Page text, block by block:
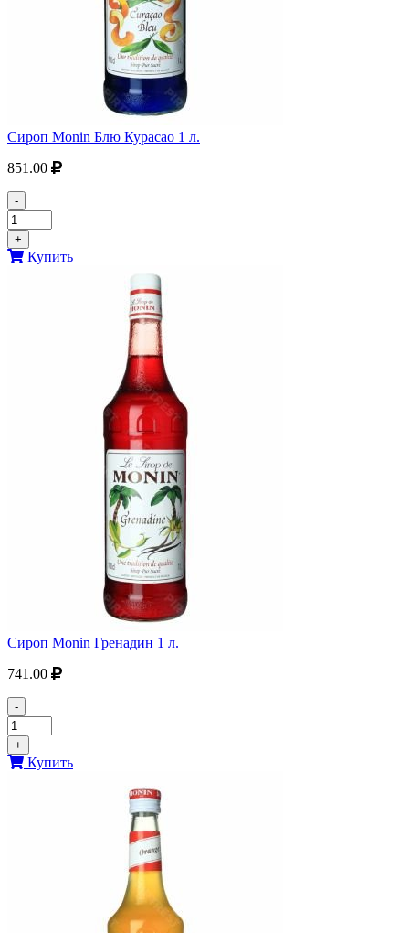
Сироп Monin Блю Курасао 1 л.
851.00
-
+
Купить
Сироп Monin Гренадин 1 л.
741.00
-
+
Купить